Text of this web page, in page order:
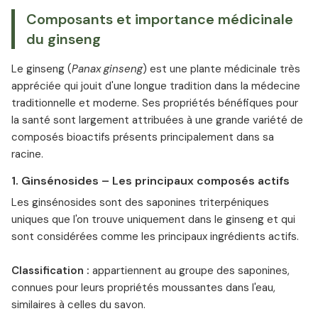
Composants et importance médicinale
du ginseng
Le ginseng (Panax ginseng) est une plante médicinale très
appréciée qui jouit d'une longue tradition dans la médecine
traditionnelle et moderne. Ses propriétés bénéfiques pour
la santé sont largement attribuées à une grande variété de
composés bioactifs présents principalement dans sa
racine.
1. Ginsénosides – Les principaux composés actifs
Les ginsénosides sont des saponines triterpéniques
uniques que l'on trouve uniquement dans le ginseng et qui
sont considérées comme les principaux ingrédients actifs.
⁠Classification : appartiennent au groupe des saponines,
connues pour leurs propriétés moussantes dans l'eau,
similaires à celles du savon.